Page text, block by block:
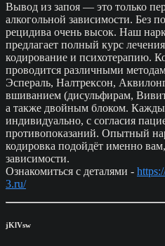
Вывод из запоя — это только
алкогольной зависимости. Без
рецидива очень высок. Наш
предлагает полный курс
кодирование и психотерапию.
проводится различными
Эспераль, Налтрексон,
вшиванием (дисульфирам,
а также двойным блоком.
индивидуально, с согласия
противопоказаний. Опытный
кодировка подойдёт именно
зависимости.
Ознакомиться с деталями -
3.ru/
jKlVsw